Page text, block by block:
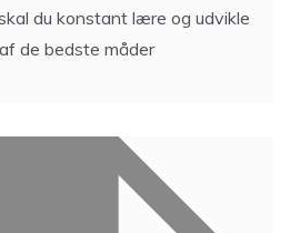
du konstant lære og udvikle
de bedste måder